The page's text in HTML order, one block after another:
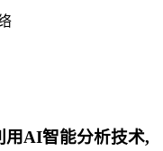
用AI智能分析技术,